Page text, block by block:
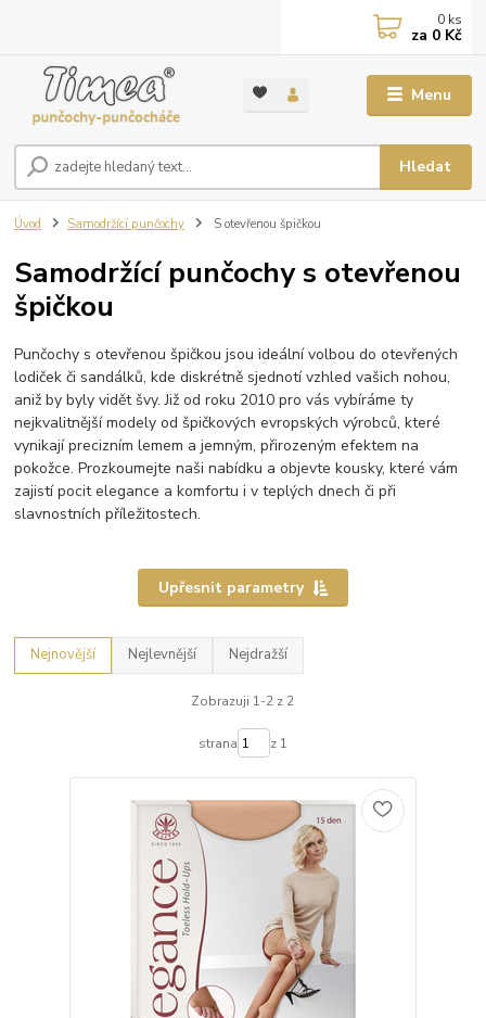
Menu
Hledat
0 ks
za 0 Kč
Úvod Samodržící punčochy S otevřenou špičkou
Samodržící punčochy s otevřenou
špičkou
Punčochy s otevřenou špičkou jsou ideální volbou do otevřených
lodiček či sandálků, kde diskrétně sjednotí vzhled vašich nohou,
aniž by byly vidět švy. Již od roku 2010 pro vás vybíráme ty
nejkvalitnější modely od špičkových evropských výrobců, které
vynikají precizním lemem a jemným, přirozeným efektem na
pokožce. Prozkoumejte naši nabídku a objevte kousky, které vám
zajistí pocit elegance a komfortu i v teplých dnech či při
slavnostních příležitostech.
Upřesnit parametry
Nejnovější Nejlevnější Nejdražší
Zobrazuji 1-2 z 2
strana z 1